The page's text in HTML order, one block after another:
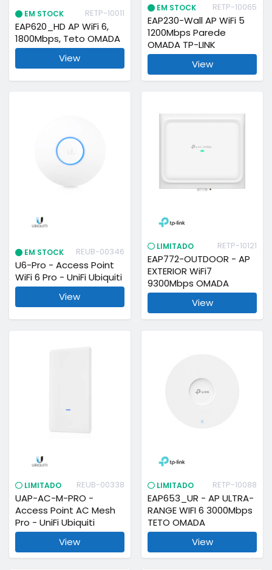
EM STOCK RETP-10011
EAP620_HD AP WiFi 6,
1800Mbps, Teto OMADA
View
EM STOCK RETP-10065
EAP230-Wall AP WiFi 5
1200Mbps Parede
OMADA TP-LINK
View
EM STOCK REUB-00346
U6-Pro - Access Point
WiFi 6 Pro - UniFi Ubiquiti
View
LIMITADO RETP-10121
EAP772-OUTDOOR - AP
EXTERIOR WiFi7
9300Mbps OMADA
View
LIMITADO REUB-00338
UAP-AC-M-PRO -
Access Point AC Mesh
Pro - UniFi Ubiquiti
View
LIMITADO RETP-10088
EAP653_UR - AP ULTRA-
RANGE WIFI 6 3000Mbps
TETO OMADA
View